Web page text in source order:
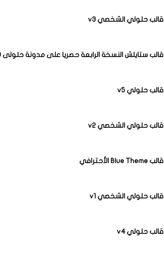
قالب حلولي الشخصي v3
قالب ستايلش النسخة الرابعة حصريا على مدونة حلولى Stylish Template V4.0.0
قالب حلولي v5
قالب حلولي الشخصي v2
قالب Blue Theme الأحترافي
قالب حلولي الشخصي v1
قالب حلولي v4